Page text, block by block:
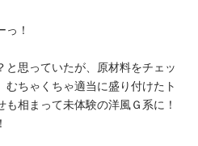
！
と思っていたが、原材料をチェッ
むちゃくちゃ適当に盛り付けたト
相まって未体験の洋風Ｇ系に！